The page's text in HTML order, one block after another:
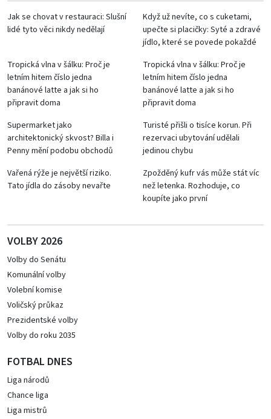
Jak se chovat v restauraci: Slušní
lidé tyto věci nikdy nedělají
Když už nevíte, co s cuketami,
upečte si placičky: Syté a zdravé
jídlo, které se povede pokaždé
Tropická vlna v šálku: Proč je
letním hitem číslo jedna
banánové latte a jak si ho
připravit doma
Tropická vlna v šálku: Proč je
letním hitem číslo jedna
banánové latte a jak si ho
připravit doma
Supermarket jako
architektonický skvost? Billa i
Penny mění podobu obchodů
Turisté přišli o tisíce korun. Při
rezervaci ubytování udělali
jedinou chybu
Vařená rýže je největší riziko.
Tato jídla do zásoby nevařte
Zpožděný kufr vás může stát víc
než letenka. Rozhoduje, co
koupíte jako první
VOLBY 2026
Volby do Senátu
Komunální volby
Volební komise
Voličský průkaz
Prezidentské volby
Volby do roku 2035
FOTBAL DNES
Liga národů
Chance liga
Liga mistrů